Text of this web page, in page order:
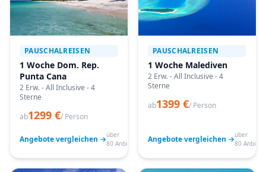
PAUSCHALREISEN
1 Woche Dom. Rep.
Punta Cana
2 Erw. - All Inclusive - 4
Sterne
ab1299 €/ Person
Angebote vergleichen →über
80 Anbieter
PAUSCHALREISEN
1 Woche Malediven
2 Erw. - All Inclusive - 4
Sterne
ab1399 €/ Person
Angebote vergleichen →über
80